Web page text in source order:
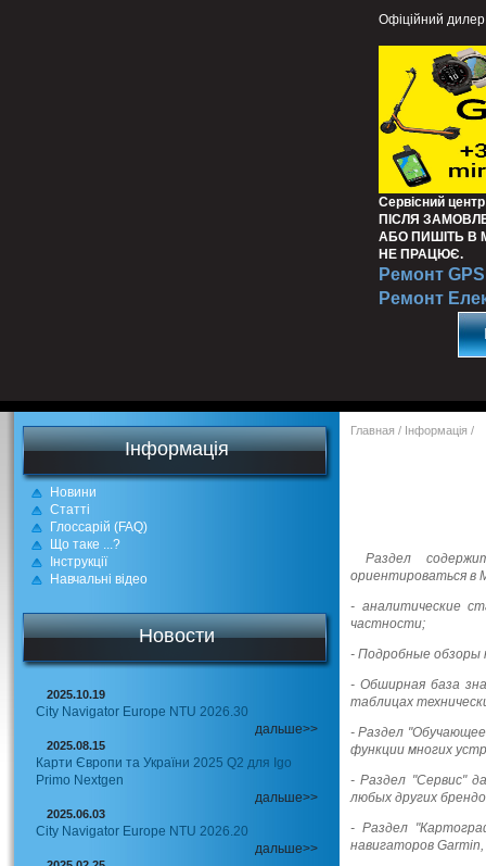
Офіційний дилер
Сервісний
ПІСЛЯ
АБО ПИШІТЬ В
НЕ ПРАЦЮЄ.
Ремонт GPS
Ремонт
Інформація
Новини
Статті
Глоссарій (FAQ)
Що таке ...?
Інструкції
Навчальні відео
Новости
2025.10.19
City Navigator Europe NTU 2026.30
дальше>>
2025.08.15
Карти Європи та України 2025 Q2 для Igo
Primo Nextgen
дальше>>
2025.06.03
City Navigator Europe NTU 2026.20
дальше>>
Главная / Інформація /
Раздел
ориентироваться в
- аналитические
частности;
- Подробные обзоры
- Обширная база
таблицах
- Раздел
функции многих
- Раздел "Сервис"
любых других
- Раздел
навигаторов